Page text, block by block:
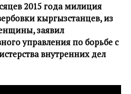
2015 года милиция
кыргызстанцев, из
заявил
управления по борьбе с
внутренних дел